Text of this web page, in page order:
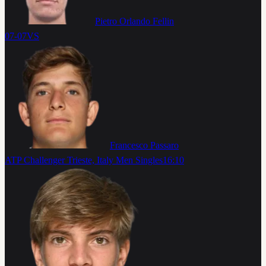
Pietro Orlando Fellin
07-07VS
Francesco Passaro
ATP Challenger Trieste, Italy Men Singles16:10